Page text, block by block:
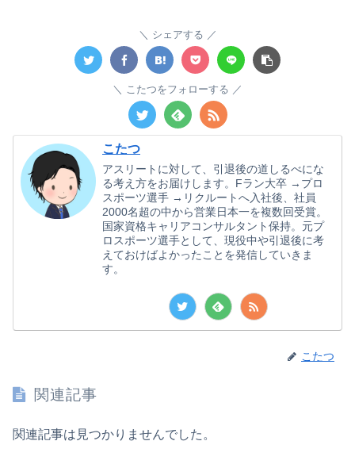
シェアする
こたつをフォローする
こたつ
アスリートに対して、引退後の道しるべにな
る考え方をお届けします。Fラン大卒 →プロ
スポーツ選手 →リクルートへ入社後、社員
2000名超の中から営業日本一を複数回受賞。
国家資格キャリアコンサルタント保持。元プ
ロスポーツ選手として、現役中や引退後に考
えておけばよかったことを発信していきま
す。
こたつ
関連記事
関連記事は見つかりませんでした。